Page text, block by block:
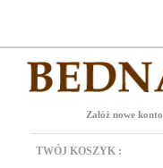
Załóż nowe konto
TWÓJ KOSZYK :